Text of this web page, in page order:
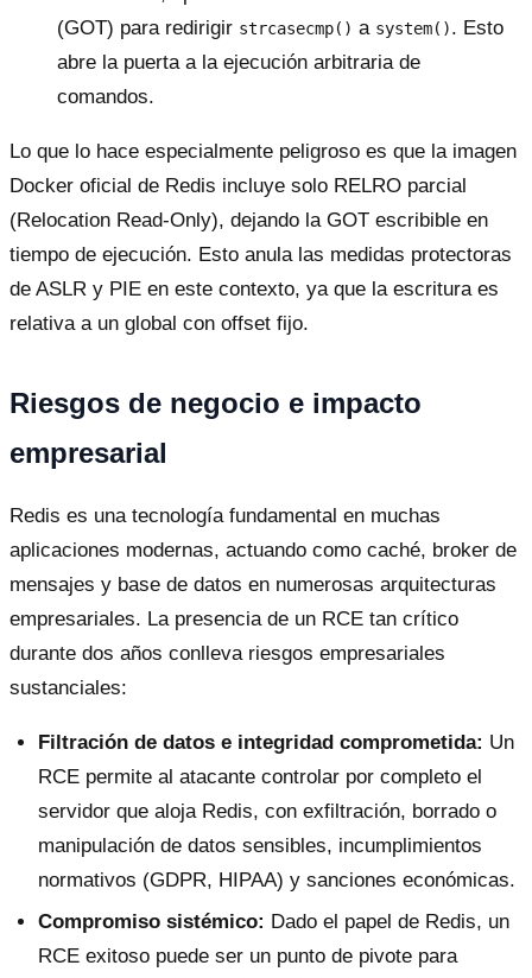
(GOT) para redirigir strcasecmp() a system(). Esto
abre la puerta a la ejecución arbitraria de
comandos.
Lo que lo hace especialmente peligroso es que la imagen
Docker oficial de Redis incluye solo RELRO parcial
(Relocation Read-Only), dejando la GOT escribible en
tiempo de ejecución. Esto anula las medidas protectoras
de ASLR y PIE en este contexto, ya que la escritura es
relativa a un global con offset fijo.
Riesgos de negocio e impacto
empresarial
Redis es una tecnología fundamental en muchas
aplicaciones modernas, actuando como caché, broker de
mensajes y base de datos en numerosas arquitecturas
empresariales. La presencia de un RCE tan crítico
durante dos años conlleva riesgos empresariales
sustanciales:
Filtración de datos e integridad comprometida: Un
RCE permite al atacante controlar por completo el
servidor que aloja Redis, con exfiltración, borrado o
manipulación de datos sensibles, incumplimientos
normativos (GDPR, HIPAA) y sanciones económicas.
Compromiso sistémico: Dado el papel de Redis, un
RCE exitoso puede ser un punto de pivote para